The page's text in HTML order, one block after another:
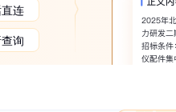
连
询